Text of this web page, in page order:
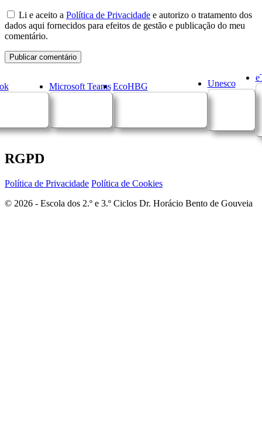
Li e aceito a Política de Privacidade e autorizo o tratamento dos
dados aqui fornecidos para efeitos de gestão e publicação do meu
comentário.
Microsoft Teams EcoHBG Unesco
RGPD
Política de Privacidade Política de Cookies
© 2026 - Escola dos 2.º e 3.º Ciclos Dr. Horácio Bento de Gouveia